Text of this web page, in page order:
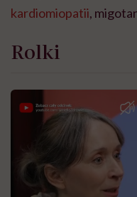
kardiomiopatii,
Rolki